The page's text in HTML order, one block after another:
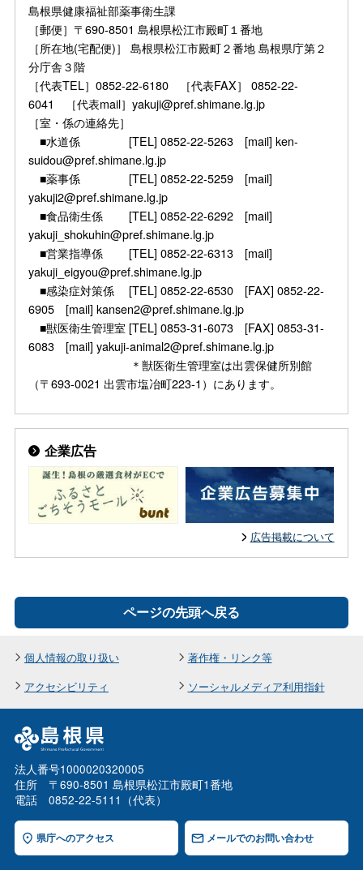
島根県健康福祉部薬事衛生課
［郵便］〒690-8501 島根県松江市殿町１番地
［所在地(宅配便)］ 島根県松江市殿町２番地 島根県庁第２
分庁舎３階
［代表TEL］0852-22-6180 ［代表FAX］ 0852-22-
6041 ［代表mail］yakuji@pref.shimane.lg.jp
［室・係の連絡先］
■水道係 [TEL] 0852-22-5263 [mail] ken-
suidou@pref.shimane.lg.jp
■薬事係 [TEL] 0852-22-5259 [mail]
yakuji2@pref.shimane.lg.jp
■食品衛生係 [TEL] 0852-22-6292 [mail]
yakuji_shokuhin@pref.shimane.lg.jp
■営業指導係 [TEL] 0852-22-6313 [mail]
yakuji_eigyou@pref.shimane.lg.jp
■感染症対策係 [TEL] 0852-22-6530 [FAX] 0852-22-
6905 [mail] kansen2@pref.shimane.lg.jp
■獣医衛生管理室 [TEL] 0853-31-6073 [FAX] 0853-31-
6083 [mail] yakuji-animal2@pref.shimane.lg.jp
＊獣医衛生管理室は出雲保健所別館
（〒693-0021 出雲市塩冶町223-1）にあります。
企業広告
広告掲載について
ページの先頭へ戻る
個人情報の取り扱い
著作権・リンク等
アクセシビリティ
ソーシャルメディア利用指針
法人番号1000020320005
住所 〒690-8501 島根県松江市殿町1番地
電話 0852-22-5111（代表）
県庁へのアクセス メールでのお問い合わせ